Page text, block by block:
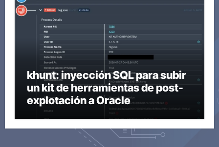
khunt: inyección SQL para subir
un kit de herramientas de post-
explotación a Oracle